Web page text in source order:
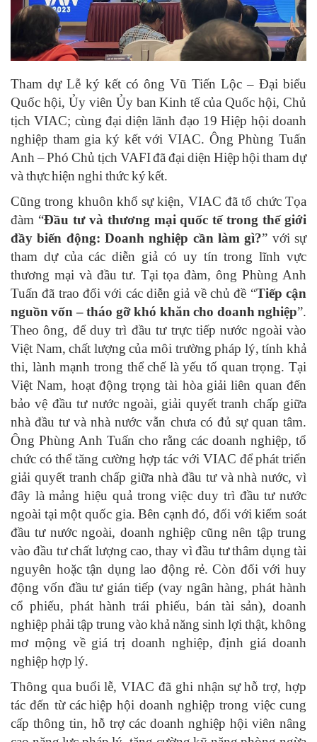
Tham dự Lễ ký kết có ông Vũ Tiến Lộc – Đại biểu
Quốc hội, Ủy viên Ủy ban Kinh tế của Quốc hội, Chủ
tịch VIAC; cùng đại diện lãnh đạo 19 Hiệp hội doanh
nghiệp tham gia ký kết với VIAC. Ông Phùng Tuấn
Anh – Phó Chủ tịch VAFI đã đại diện Hiệp hội tham dự
và thực hiện nghi thức ký kết.
Cũng trong khuôn khổ sự kiện, VIAC đã tổ chức Tọa
đàm “Đầu tư và thương mại quốc tế trong thế giới
đầy biến động: Doanh nghiệp cần làm gì?” với sự
tham dự của các diễn giả có uy tín trong lĩnh vực
thương mại và đầu tư. Tại tọa đàm, ông Phùng Anh
Tuấn đã trao đổi với các diễn giả về chủ đề “Tiếp cận
nguồn vốn – tháo gỡ khó khăn cho doanh nghiệp”.
Theo ông, để duy trì đầu tư trực tiếp nước ngoài vào
Việt Nam, chất lượng của môi trường pháp lý, tính khả
thi, lành mạnh trong thể chế là yếu tố quan trọng. Tại
Việt Nam, hoạt động trọng tài hòa giải liên quan đến
bảo vệ đầu tư nước ngoài, giải quyết tranh chấp giữa
nhà đầu tư và nhà nước vẫn chưa có đủ sự quan tâm.
Ông Phùng Anh Tuấn cho rằng các doanh nghiệp, tổ
chức có thể tăng cường hợp tác với VIAC để phát triển
giải quyết tranh chấp giữa nhà đầu tư và nhà nước, vì
đây là mảng hiệu quả trong việc duy trì đầu tư nước
ngoài tại một quốc gia. Bên cạnh đó, đối với kiểm soát
đầu tư nước ngoài, doanh nghiệp cũng nên tập trung
vào đầu tư chất lượng cao, thay vì đầu tư thâm dụng tài
nguyên hoặc tận dụng lao động rẻ. Còn đối với huy
động vốn đầu tư gián tiếp (vay ngân hàng, phát hành
cổ phiếu, phát hành trái phiếu, bán tài sản), doanh
nghiệp phải tập trung vào khả năng sinh lợi thật, không
mơ mộng về giá trị doanh nghiệp, định giá doanh
nghiệp hợp lý.
Thông qua buổi lễ, VIAC đã ghi nhận sự hỗ trợ, hợp
tác đến từ các hiệp hội doanh nghiệp trong việc cung
cấp thông tin, hỗ trợ các doanh nghiệp hội viên nâng